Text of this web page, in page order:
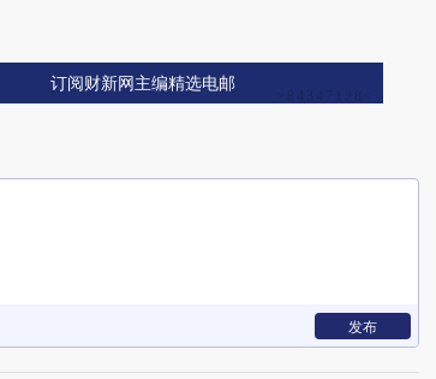
订阅财新网主编精选电邮
发布